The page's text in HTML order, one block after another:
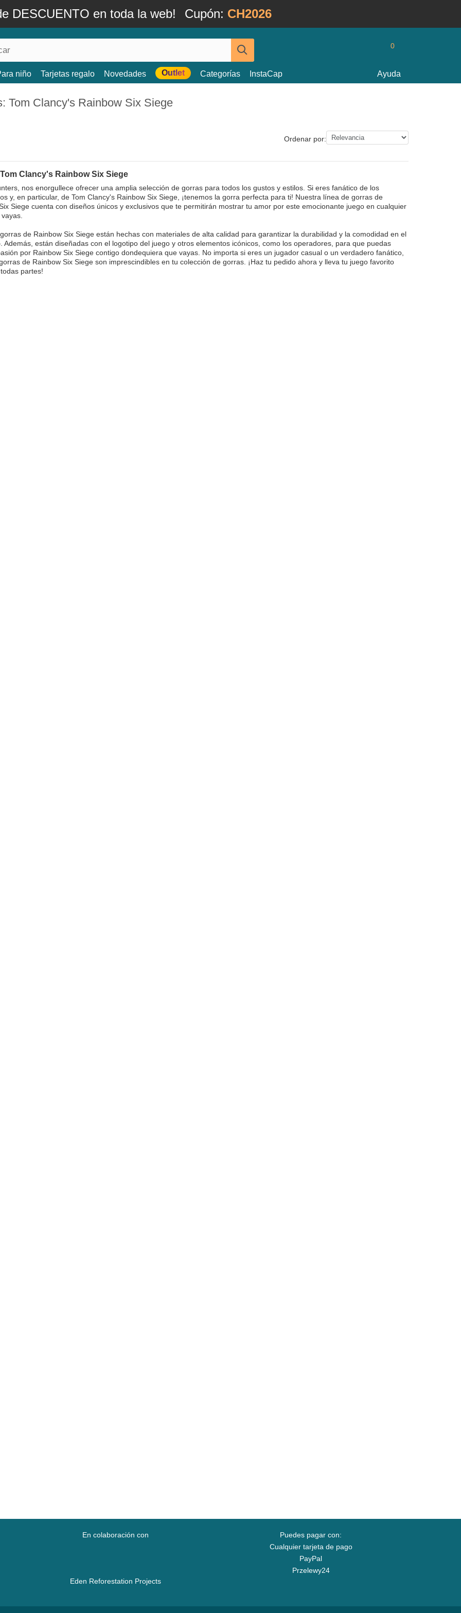
DESCUENTO en toda la web! Cupón: CH2026
0
niño Tarjetas regalo Novedades Outlet Categorías InstaCap Ayuda
Tom Clancy's Rainbow Six Siege
Ordenar por:
Clancy's Rainbow Six Siege
nos enorgullece ofrecer una amplia selección de gorras para todos los gustos y estilos. Si eres fanático de los
y, en particular, de Tom Clancy's Rainbow Six Siege, ¡tenemos la gorra perfecta para ti! Nuestra línea de gorras de
Siege cuenta con diseños únicos y exclusivos que te permitirán mostrar tu amor por este emocionante juego en cualquier
de Rainbow Six Siege están hechas con materiales de alta calidad para garantizar la durabilidad y la comodidad en el
Además, están diseñadas con el logotipo del juego y otros elementos icónicos, como los operadores, para que puedas
por Rainbow Six Siege contigo dondequiera que vayas. No importa si eres un jugador casual o un verdadero fanático,
de Rainbow Six Siege son imprescindibles en tu colección de gorras. ¡Haz tu pedido ahora y lleva tu juego favorito
partes!
En colaboración con
Eden Reforestation Projects
Puedes pagar con:
Cualquier tarjeta de pago
PayPal
Przelewy24